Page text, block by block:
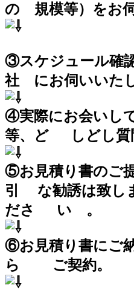
の 規模等）をお
③スケジュール確
社 にお伺いいたし
④実際にお会いし
等、ど しどし質
⑤お見積り書のご
引 な勧誘は致し
ださ い 。
⑥お見積り書にご
ら ご契約。